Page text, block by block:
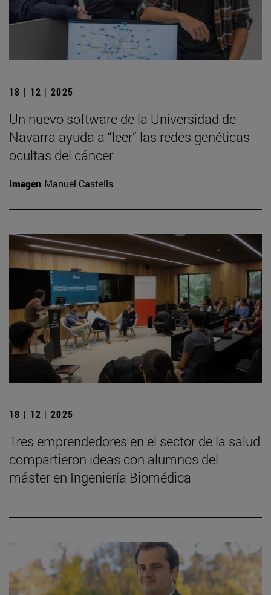
18 | 12 | 2025
Un nuevo software de la Universidad de
Navarra ayuda a “leer” las redes genéticas
ocultas del cáncer
Imagen Manuel Castells
18 | 12 | 2025
Tres emprendedores en el sector de la salud
compartieron ideas con alumnos del
máster en Ingeniería Biomédica